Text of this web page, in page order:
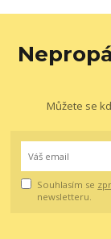
Můžete se
Souhlasím se
newsletteru.